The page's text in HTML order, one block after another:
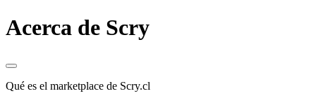
Acerca de Scry
Qué es el marketplace de Scry.cl